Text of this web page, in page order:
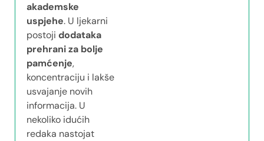
akademske
uspjehe. U ljekarni
postoji dodataka
prehrani za bolje
pamćenje,
koncentraciju i lakše
usvajanje novih
informacija. U
nekoliko idućih
redaka nastojat